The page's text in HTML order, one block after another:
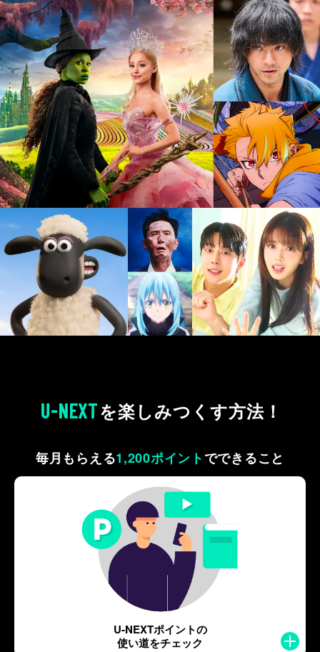
U-NEXTを楽しみつくす方法！
毎月もらえる1,200ポイントでできること
U-NEXTポイントの
使い道をチェック